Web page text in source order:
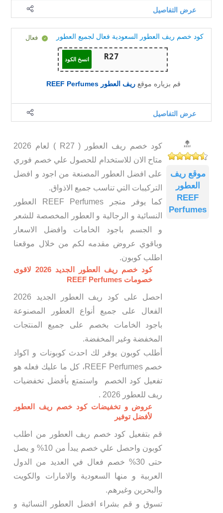
عرض التفاصيل
كود خصم ريف العطور السعودية فعال لجميع العطور فعال
انسخ الكود
قم بزياره موقع ريف العطور REEF Perfumes
عرض التفاصيل
موقع ريف
العطور
REEF
Perfumes
كود خصم ريف العطور ( R27 ) لعام 2026
متاح الان للاستخدام للحصول علي خصم فوري
على افضل العطور المصنعة من اجود و افضل
التركيبات التي تناسب جميع الاذواق.
كما يوفر متجر REEF Perfumes العطور
النسائية و الرجالية و العطور المخصصة للشعر
و الجسم باجود الخامات وافضل الاسعار
وباقوي عروض مقدمه لكم من خلال موقعنا
اطلب كوبون.
كود خصم ريف العطور الجديد 2026 لاقوى
خصومات REEF Perfumes
احصل على كود ريف العطور الجديد 2026
الفعال على جميع أنواع العطور المصنوعة
باجود الخامات بخصم على جميع المنتجات
المخفضة وغير المخفضة.
أطلب كوبون يوفر لك احدث كوبونات و اكواد
خصم REEF Perfumes، كل ما عليك فعله هو
تفعيل كود الخصم واستمتع بأفضل تخفضيات
ريف للعطور 2026 .
عروض و تخفيضات كود خصم ريف العطور
لأفضل توفير
قم بتفعيل كود خصم ريف العطور من اطلب
كوبون واحصل علي خصم يبدأ من 10% و يصل
حتى 30% خصم فعال في العديد من الدول
العربية و منها السعودية والامارات والكويت
والبحرين وغيرهم.
تسوق و قم بشراء افضل العطور النسائية و